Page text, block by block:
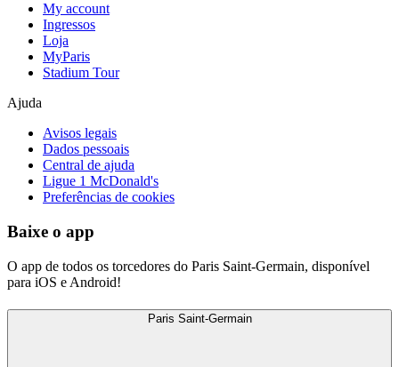
My account
Ingressos
Loja
MyParis
Stadium Tour
Ajuda
Avisos legais
Dados pessoais
Central de ajuda
Ligue 1 McDonald's
Preferências de cookies
Baixe o app
O app de todos os torcedores do Paris Saint-Germain, disponível
para iOS e Android!
Paris Saint-Germain